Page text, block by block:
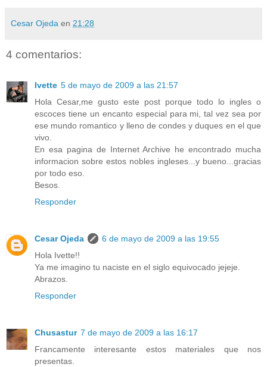
Cesar Ojeda en 21:28
4 comentarios:
Ivette 5 de mayo de 2009 a las 21:57
Hola Cesar,me gusto este post porque todo lo ingles o
escoces tiene un encanto especial para mi, tal vez sea por
ese mundo romantico y lleno de condes y duques en el que
vivo.
En esa pagina de Internet Archive he encontrado mucha
informacion sobre estos nobles ingleses...y bueno...gracias
por todo eso.
Besos.
Responder
Cesar Ojeda
6 de mayo de 2009 a las 19:55
Hola Ivette!!
Ya me imagino tu naciste en el siglo equivocado jejeje.
Abrazos.
Responder
Chusastur 7 de mayo de 2009 a las 16:17
Francamente interesante estos materiales que nos
presentas.